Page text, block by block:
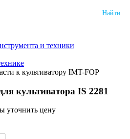
и техники
к культиватору IMT-FOP
культиватора IS 2281
уточнить цену